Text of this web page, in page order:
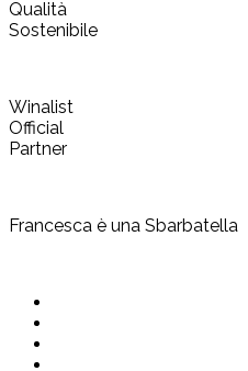
Qualità
Sostenibile
Winalist
Official
Partner
Francesca è una Sbarbatella